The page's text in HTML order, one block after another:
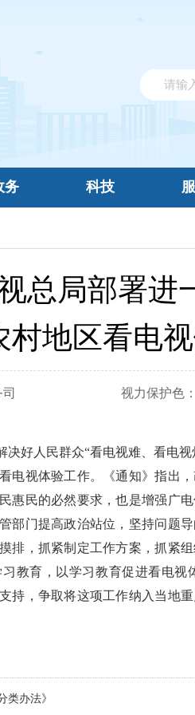
务 科技
总局部署进
村地区看电
视力保护色：
决好人民群众“看电视难、看电
电视体验工作。《通知》指出
惠民的必然要求，也是增强广
部门提高政治站位，坚持问题
排，抓紧制定工作方案，抓紧
教育，以学习教育促进看电
持，争取将这项工作纳入当地
类办法》